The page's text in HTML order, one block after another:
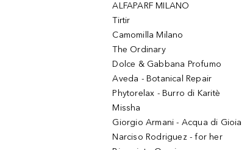
ALFAPARF MILANO
Tirtir
Camomilla Milano
The Ordinary
Dolce & Gabbana Profumo
Aveda - Botanical Repair
Phytorelax - Burro di Karitè
Missha
Giorgio Armani - Acqua di Gioia
Narciso Rodriguez - for her